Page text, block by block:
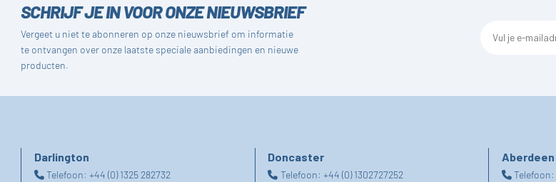
SCHRIJF JE IN VOOR ONZE NIEUWSBRIEF
Vergeet u niet te abonneren op onze nieuwsbrief om informatie
te ontvangen over onze laatste speciale aanbiedingen en nieuwe
producten.
Darlington
Telefoon:+44 (0) 1325 282732
Doncaster
Telefoon: +44 (0) 1302727252
Aberdeen
Telefoon: